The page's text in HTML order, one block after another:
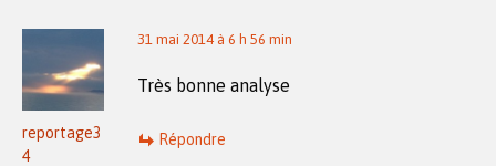
reportage3
4
31 mai 2014 à 6 h 56 min
Très bonne analyse
Répondre